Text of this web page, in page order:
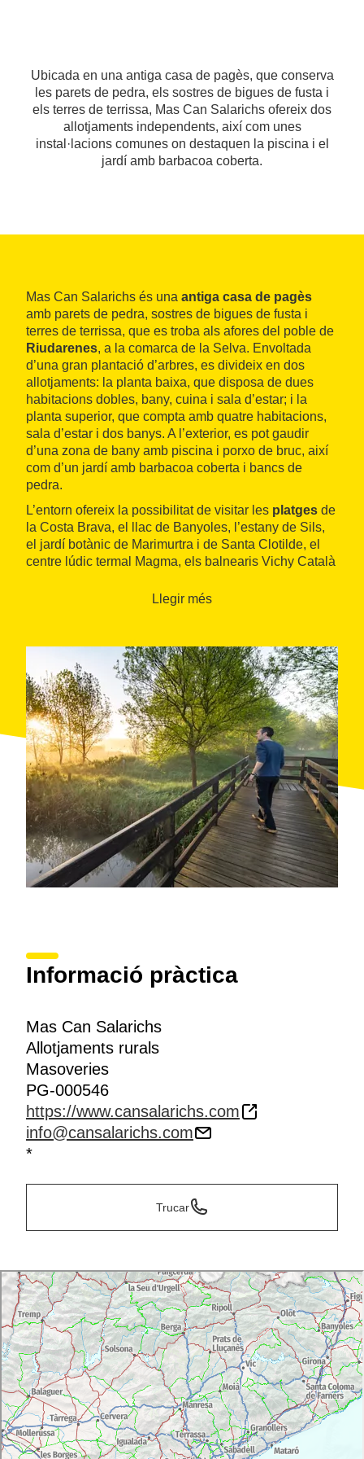
Ubicada en una antiga casa de pagès, que conserva
les parets de pedra, els sostres de bigues de fusta i
els terres de terrissa, Mas Can Salarichs ofereix dos
allotjaments independents, així com unes
instal·lacions comunes on destaquen la piscina i el
jardí amb barbacoa coberta.
Mas Can Salarichs és una antiga casa de pagès
amb parets de pedra, sostres de bigues de fusta i
terres de terrissa, que es troba als afores del poble de
Riudarenes, a la comarca de la Selva. Envoltada
d’una gran plantació d’arbres, es divideix en dos
allotjaments: la planta baixa, que disposa de dues
habitacions dobles, bany, cuina i sala d’estar; i la
planta superior, que compta amb quatre habitacions,
sala d’estar i dos banys. A l’exterior, es pot gaudir
d’una zona de bany amb piscina i porxo de bruc, així
com d’un jardí amb barbacoa coberta i bancs de
pedra.
L’entorn ofereix la possibilitat de visitar les platges de
la Costa Brava, el llac de Banyoles, l’estany de Sils,
el jardí botànic de Marimurtra i de Santa Clotilde, el
centre lúdic termal Magma, els balnearis Vichy Català
, ja sigui a peu o en bicicleta, per la ruta
Amer, Anglès i Breda, a més de la ciutat grecoromana
d’Empúries.
Llegir més
Informació pràctica
Mas Can Salarichs
Allotjaments rurals
Masoveries
PG-000546
https://www.cansalarichs.com
info@cansalarichs.com
*
Trucar